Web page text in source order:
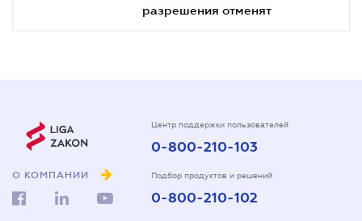
разрешения отменят
О КОМПАНИИ
Центр поддержки пользователей
0-800-210-103
Подбор продуктов и решений
0-800-210-102